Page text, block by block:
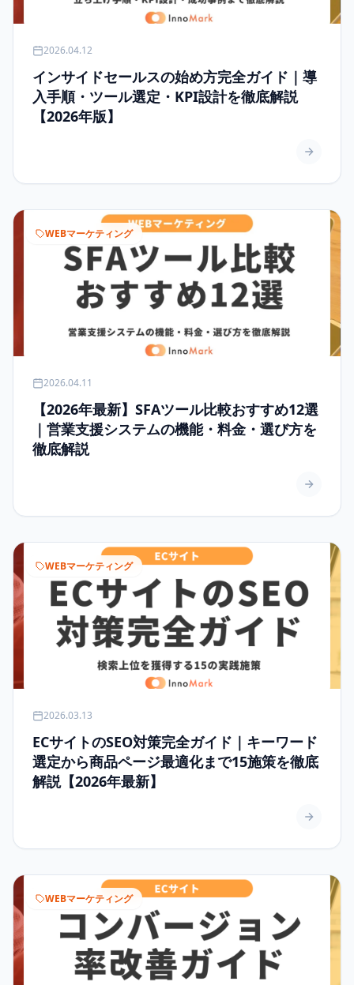
2026.04.12
インサイドセールスの始め方完全ガイド｜導
入手順・ツール選定・KPI設計を徹底解説
【2026年版】
WEBマーケティング
2026.04.11
【2026年最新】SFAツール比較おすすめ12選
｜営業支援システムの機能・料金・選び方を
徹底解説
WEBマーケティング
2026.03.13
ECサイトのSEO対策完全ガイド｜キーワード
選定から商品ページ最適化まで15施策を徹底
解説【2026年最新】
WEBマーケティング